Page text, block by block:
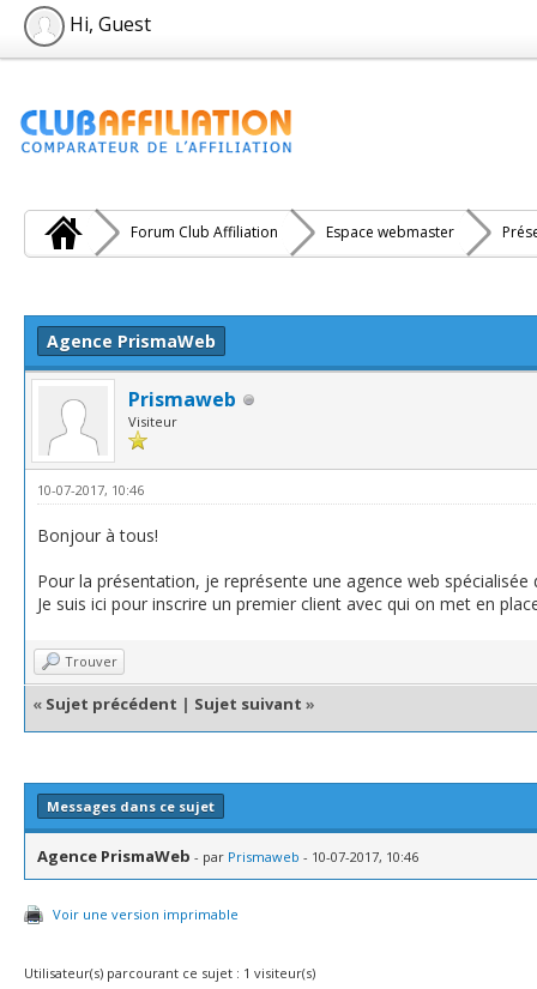
Hi, Guest
Forum Club Affiliation Espace webmaster
Agence PrismaWeb
Prismaweb
Visiteur
10-07-2017, 10:46
Bonjour à tous!
Pour la présentation, je représente une agence web
Je suis ici pour inscrire un premier client avec qui on met en
Trouver
« Sujet précédent | Sujet suivant »
Messages dans ce sujet
Agence PrismaWeb - par Prismaweb - 10-07-2017, 10:46
Voir une version imprimable
Utilisateur(s) parcourant ce sujet : 1 visiteur(s)